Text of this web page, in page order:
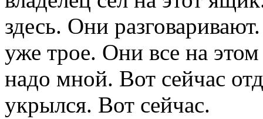
здесь. Они
уже трое. Они все на
надо мной. Вот сейчас
укрылся. Вот сейчас.